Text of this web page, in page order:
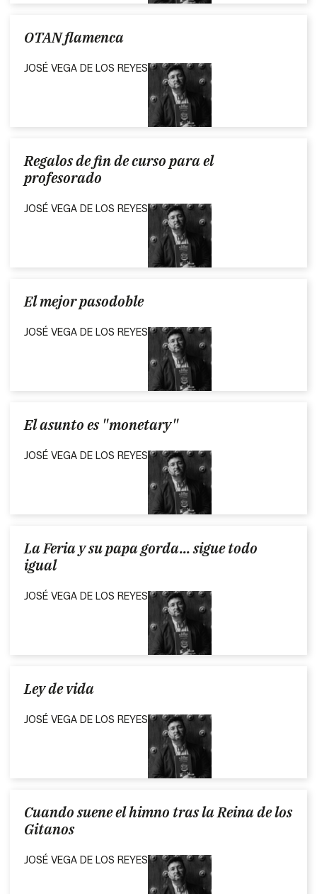
OTAN flamenca
JOSÉ VEGA DE LOS REYES
Regalos de fin de curso para el
profesorado
JOSÉ VEGA DE LOS REYES
El mejor pasodoble
JOSÉ VEGA DE LOS REYES
El asunto es "monetary"
JOSÉ VEGA DE LOS REYES
La Feria y su papa gorda... sigue todo
igual
JOSÉ VEGA DE LOS REYES
Ley de vida
JOSÉ VEGA DE LOS REYES
Cuando suene el himno tras la Reina de los
Gitanos
JOSÉ VEGA DE LOS REYES